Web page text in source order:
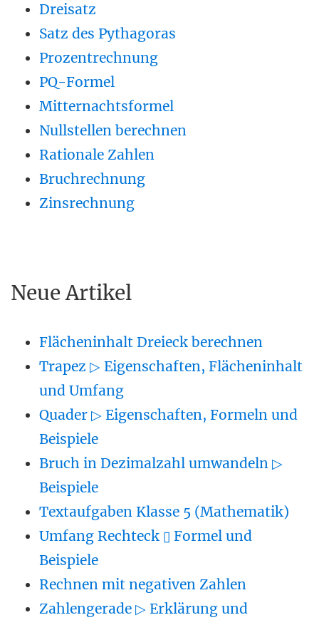
Dreisatz
Satz des Pythagoras
Prozentrechnung
PQ-Formel
Mitternachtsformel
Nullstellen berechnen
Rationale Zahlen
Bruchrechnung
Zinsrechnung
Neue Artikel
Flächeninhalt Dreieck berechnen
Trapez ▷ Eigenschaften, Flächeninhalt
und Umfang
Quader ▷ Eigenschaften, Formeln und
Beispiele
Bruch in Dezimalzahl umwandeln ▷
Beispiele
Textaufgaben Klasse 5 (Mathematik)
Umfang Rechteck ▯ Formel und
Beispiele
Rechnen mit negativen Zahlen
Zahlengerade ▷ Erklärung und